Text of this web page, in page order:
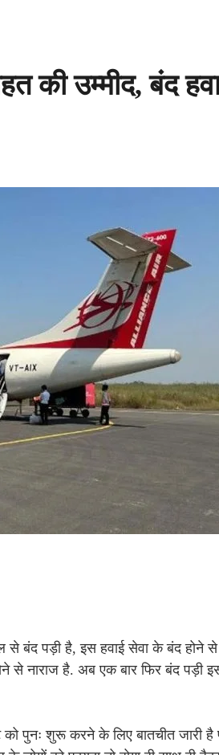
की उम्मीद, बंद
पड़ी है, इस हवाई सेवा के बंद होने से
से नाराज है. अब एक बार फिर बंद
पुनः शुरू करने के लिए बातचीत जारी